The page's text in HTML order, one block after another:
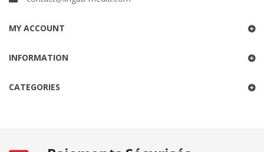
MY ACCOUNT
INFORMATION
CATEGORIES